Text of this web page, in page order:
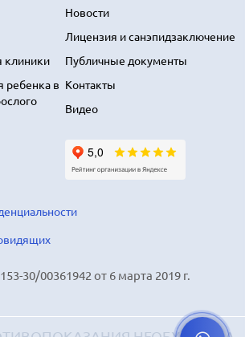
клиники
ребенка в
Новости
Лицензия и санэпидзаключение
Публичные документы
Контакты
Видео
30/00361942 от 6 марта 2019 г.